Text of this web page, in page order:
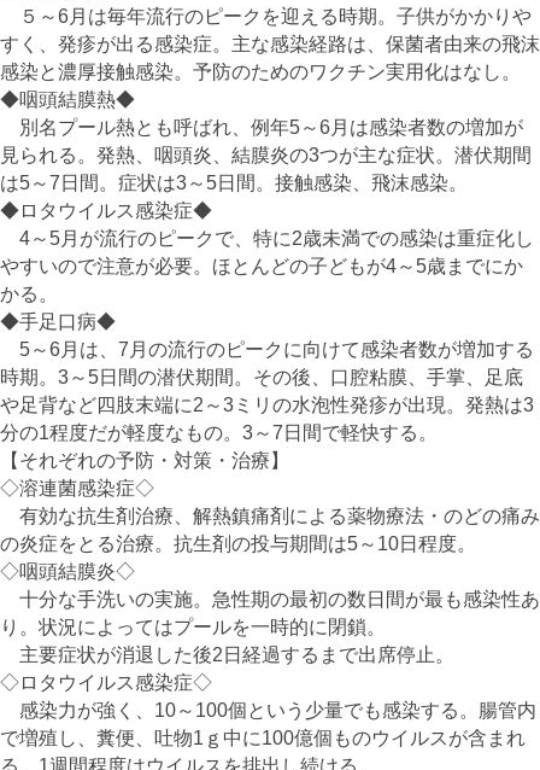
５～6月は毎年流行のピークを迎える時期。子供がかかりや
すく、発疹が出る感染症。主な感染経路は、保菌者由来の飛沫
感染と濃厚接触感染。予防のためのワクチン実用化はなし。
◆咽頭結膜熱◆
別名プール熱とも呼ばれ、例年5～6月は感染者数の増加が
見られる。発熱、咽頭炎、結膜炎の3つが主な症状。潜伏期間
は5～7日間。症状は3～5日間。接触感染、飛沫感染。
◆ロタウイルス感染症◆
4～5月が流行のピークで、特に2歳未満での感染は重症化し
やすいので注意が必要。ほとんどの子どもが4～5歳までにか
かる。
◆手足口病◆
5～6月は、7月の流行のピークに向けて感染者数が増加する
時期。3～5日間の潜伏期間。その後、口腔粘膜、手掌、足底
や足背など四肢末端に2～3ミリの水泡性発疹が出現。発熱は3
分の1程度だが軽度なもの。3～7日間で軽快する。
【それぞれの予防・対策・治療】
◇溶連菌感染症◇
有効な抗生剤治療、解熱鎮痛剤による薬物療法・のどの痛み
の炎症をとる治療。抗生剤の投与期間は5～10日程度。
◇咽頭結膜炎◇
十分な手洗いの実施。急性期の最初の数日間が最も感染性あ
り。状況によってはプールを一時的に閉鎖。
主要症状が消退した後2日経過するまで出席停止。
◇ロタウイルス感染症◇
感染力が強く、10～100個という少量でも感染する。腸管内
で増殖し、糞便、吐物1ｇ中に100億個ものウイルスが含まれ
る。1週間程度はウイルスを排出し続ける。